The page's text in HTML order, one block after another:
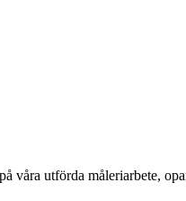
våra utförda måleriarbete,